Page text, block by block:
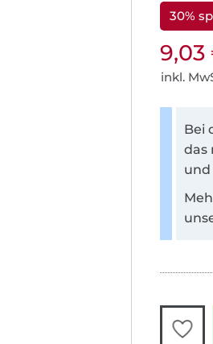
30%
9,03
inkl.
Bei
das
und